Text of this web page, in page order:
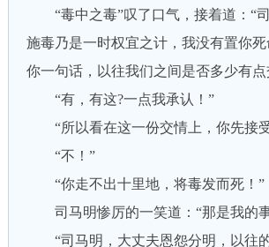
“毒中之毒”叹了口气，接着道：“
施毒乃是一时权宜之计，我没有置你
你一句话，以往我们之间是否多少有点
“有，有这?一点我承认！”
“所以看在这一份交情上，你先接
“不！”
“你走不出十里地，将毒发而死！”
司马明惨厉的一笑道：“那是我的
“司马明，大丈夫恩怨分明，以往